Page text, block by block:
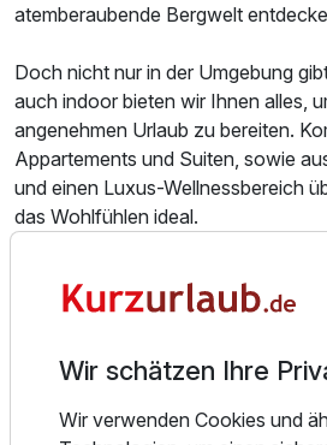
Für 4 Tage
Juniorsuite Design
atemberaubende Bergwelt
Doch nicht nur in der Umgebung
auch indoor bieten wir Ihnen alles,
angenehmen Urlaub zu bereiten.
Appartements und Suiten, sowie
und einen Luxus-Wellnessbereich
das Wohlfühlen ideal.
direkt vor Ihren Augen liegt!
Über zwei Etagen erstreckt sich
Wir schätzen Ihre
Wir verwenden Cookies und